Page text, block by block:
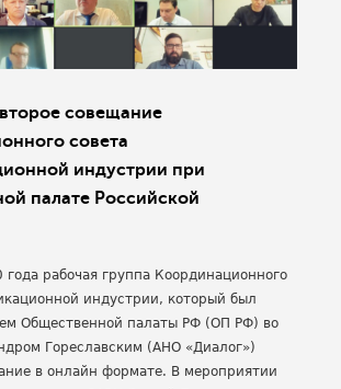
совещание
совета
индустрии при
палате Российской
года рабочая группа Координационного
индустрии, который был
Общественной палаты РФ (ОП РФ) во
Гореславским (АНО «Диалог»)
в онлайн формате. В мероприятии